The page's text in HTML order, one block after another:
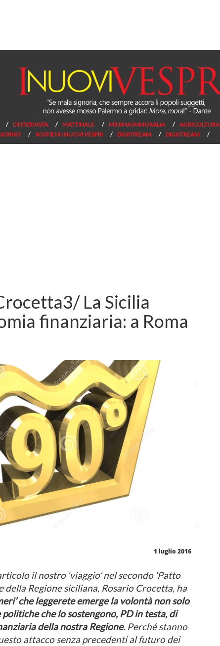
L’INTERVISTA MATTINALE MINIMA IMMORALIA AGRICOLTURA
SOSTIENI I NUOVI VESPRI DIGISTREAM DIGISTREAM
La Sicilia
finanziaria: a Roma
1 luglio 2016
il nostro ‘viaggio’ nel secondo ‘Patto
della Regione siciliana, Rosario Crocetta, ha
che leggerete emerge la volontà non solo
che lo sostengono, PD in testa, di
della nostra Regione.Perché stanno
attacco senza precedenti al futuro dei